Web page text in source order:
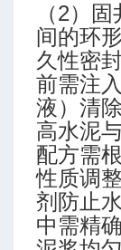
（2）
间的环
久性密
前需注
液）清
高水泥
配方需
性质调
剂防止
中需精